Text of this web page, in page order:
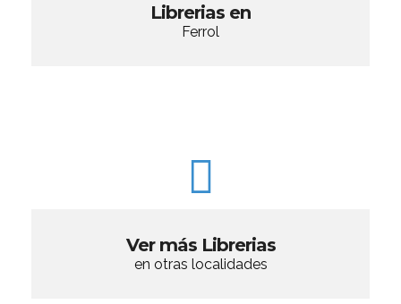
Librerias en
Ferrol
Ver más Librerias
en otras localidades